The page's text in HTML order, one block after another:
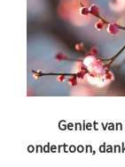
Geniet
ondertoon,